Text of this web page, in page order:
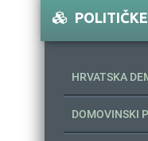
HRVATSKA
DOMOVINSKI